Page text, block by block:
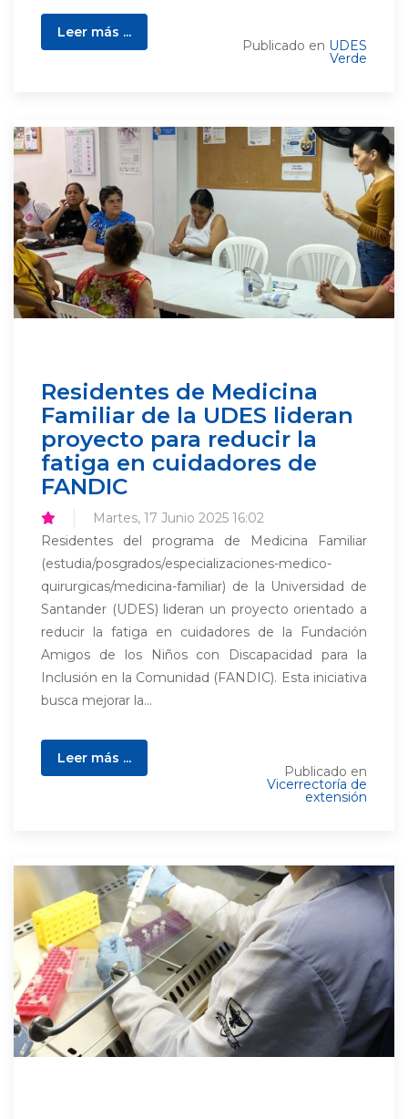
Leer más ...
Publicado en UDES
Verde
Residentes de Medicina
Familiar de la UDES lideran
proyecto para reducir la
fatiga en cuidadores de
FANDIC
Martes, 17 Junio 2025 16:02
Residentes del programa de Medicina Familiar
(estudia/posgrados/especializaciones-medico-
quirurgicas/medicina-familiar) de la Universidad de
Santander (UDES) lideran un proyecto orientado a
reducir la fatiga en cuidadores de la Fundación
Amigos de los Niños con Discapacidad para la
Inclusión en la Comunidad (FANDIC). Esta iniciativa
busca mejorar la...
Leer más ...
Publicado en
Vicerrectoría de
extensión